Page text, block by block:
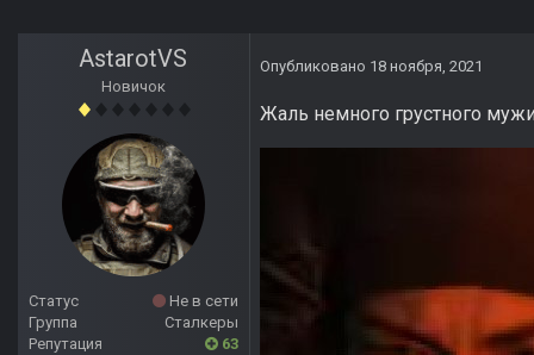
AstarotVS
Новичок
Статус
Не в сети
Группа
Сталкеры
Репутация
63
Опубликовано 18 ноября, 2021
Жаль немного грустного